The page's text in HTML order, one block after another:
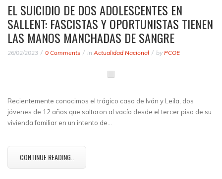
EL SUICIDIO DE DOS ADOLESCENTES EN
SALLENT: FASCISTAS Y OPORTUNISTAS TIENEN
LAS MANOS MANCHADAS DE SANGRE
26/02/2023 0 Comments in Actualidad Nacional by PCOE
Recientemente conocimos el trágico caso de Iván y Leila, dos
jóvenes de 12 años que saltaron al vacío desde el tercer piso de su
vivienda familiar en un intento de…
CONTINUE READING..